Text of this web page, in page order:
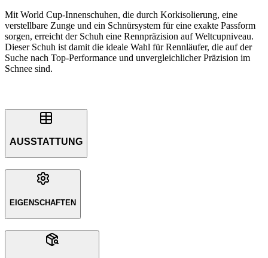
Mit World Cup-Innenschuhen, die durch Korkisolierung, eine
verstellbare Zunge und ein Schnürsystem für eine exakte Passform
sorgen, erreicht der Schuh eine Rennpräzision auf Weltcupniveau.
Dieser Schuh ist damit die ideale Wahl für Rennläufer, die auf der
Suche nach Top-Performance und unvergleichlicher Präzision im
Schnee sind.
AUSSTATTUNG
EIGENSCHAFTEN